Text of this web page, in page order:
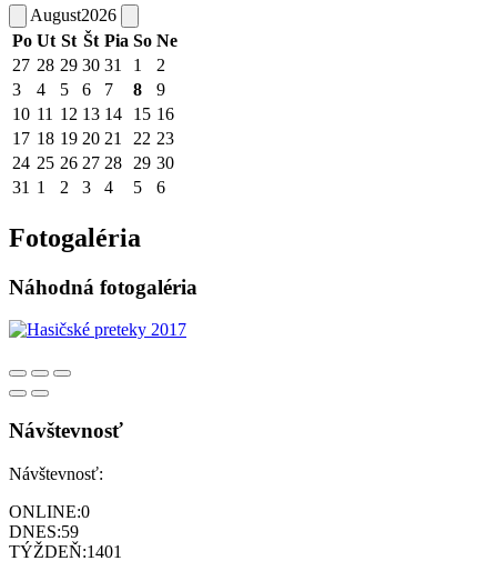
August2026
Po Ut St Št Pia So Ne
27 28 29 30 31 1
2
3
4 5 6 7 8
9
10 11 12 13 14 15 16
17 18 19 20 21 22 23
24 25 26 27 28 29 30
31 1 2 3 4 5 6
Fotogaléria
Náhodná fotogaléria
Návštevnosť
Návštevnosť:
ONLINE:0
DNES:59
TÝŽDEŇ:1401